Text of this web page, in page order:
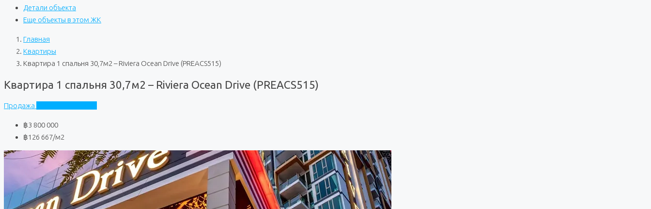
Детали объекта
Еще объекты в этом ЖК
Главная
Квартиры
Квартира 1 спальня 30,7м2 – Riviera Ocean Drive (PREACS515)
Квартира 1 спальня 30,7м2 – Riviera Ocean Drive (PREACS515)
Продажа
฿3 800 000
฿126 667/м2